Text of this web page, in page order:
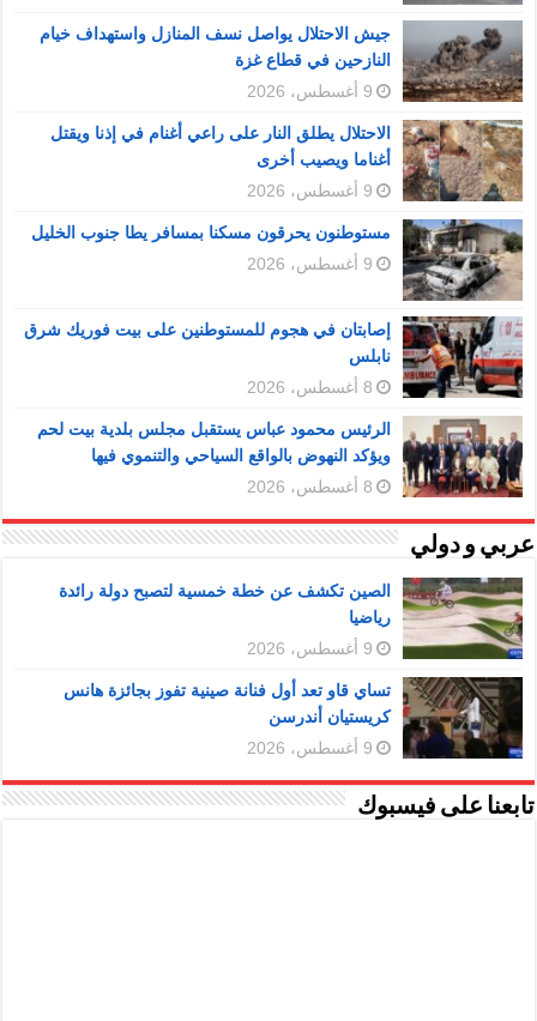
جيش الاحتلال يواصل نسف المنازل واستهداف خيام
النازحين في قطاع غزة
9 أغسطس، 2026
الاحتلال يطلق النار على راعي أغنام في إذنا ويقتل
أغناما ويصيب أخرى
9 أغسطس، 2026
مستوطنون يحرقون مسكنا بمسافر يطا جنوب الخليل
9 أغسطس، 2026
إصابتان في هجوم للمستوطنين على بيت فوريك شرق
نابلس
8 أغسطس، 2026
الرئيس محمود عباس يستقبل مجلس بلدية بيت لحم
ويؤكد النهوض بالواقع السياحي والتنموي فيها
8 أغسطس، 2026
عربي و دولي
الصين تكشف عن خطة خمسية لتصبح دولة رائدة
رياضيا
9 أغسطس، 2026
تساي قاو تعد أول فنانة صينية تفوز بجائزة هانس
كريستيان أندرسن
9 أغسطس، 2026
تابعنا على فيسبوك